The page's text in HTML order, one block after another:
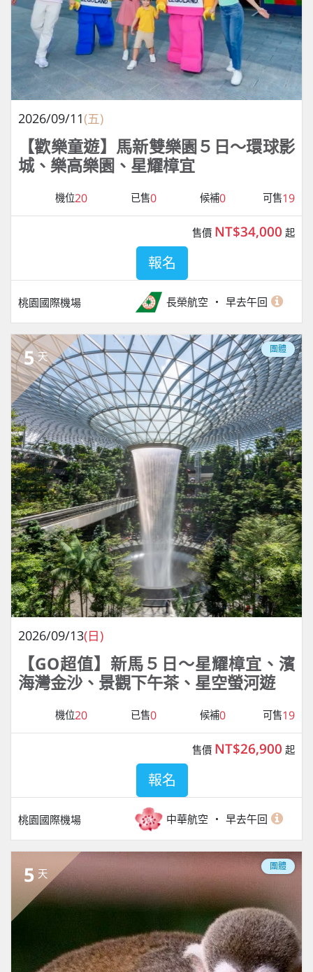
2026/09/11(五)
【歡樂童遊】馬新雙樂園５日～環球影
城、樂高樂園、星耀樟宜
機位20 已售0 候補0 可售19
桃園國際機場 長榮航空 早去午回
售價 NT$34,000 起
報名
5 天
團體
2026/09/13(日)
【GO超值】新馬５日～星耀樟宜、濱
海灣金沙、景觀下午茶、星空螢河遊
機位20 已售0 候補0 可售19
桃園國際機場 中華航空 早去午回
售價 NT$26,900 起
報名
5 天
團體